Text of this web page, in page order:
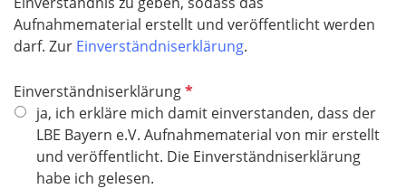
Aufnahmematerial erstellt und veröffentlicht werden
darf. Zur Einverständniserklärung.
EinverständniserklärungP
f
l
i
ja, ich erkläre mich damit einverstanden, dass der
LBE Bayern e.V. Aufnahmematerial von mir erstellt
und veröffentlicht. Die Einverständniserklärung
habe ich gelesen.